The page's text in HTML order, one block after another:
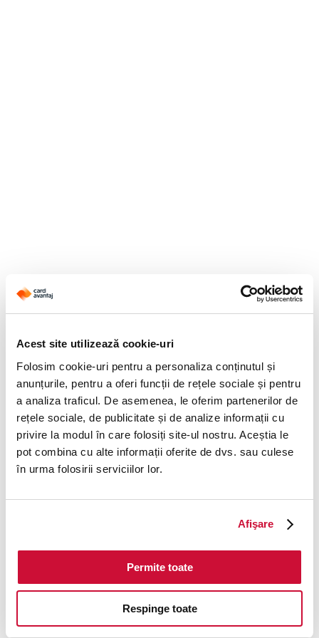
Acest site utilizează cookie-uri
Folosim cookie-uri pentru a personaliza conținutul și
anunțurile, pentru a oferi funcții de rețele sociale și pentru
a analiza traficul. De asemenea, le oferim partenerilor de
rețele sociale, de publicitate și de analize informații cu
privire la modul în care folosiți site-ul nostru. Aceștia le
pot combina cu alte informații oferite de dvs. sau culese
în urma folosirii serviciilor lor.
Afişare
Permite toate
Respinge toate
Application error: aclient-side exception has occurred while
more information).